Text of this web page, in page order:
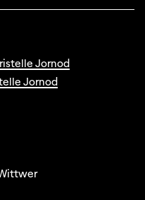
Jornod
Jornod